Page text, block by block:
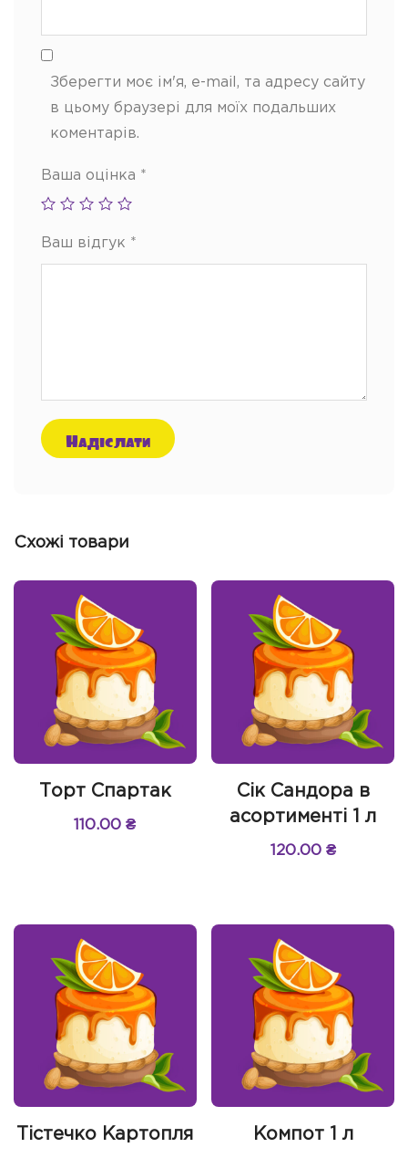
Зберегти моє ім'я, e-mail, та адресу сайту
в цьому браузері для моїх подальших
коментарів.
Ваша оцінка *
Ваш відгук *
Схожі товари
Торт Спартак
110.00₴
Сік Сандора в
асортименті 1 л
120.00 ₴
Тістечко Картопля Компот 1 л